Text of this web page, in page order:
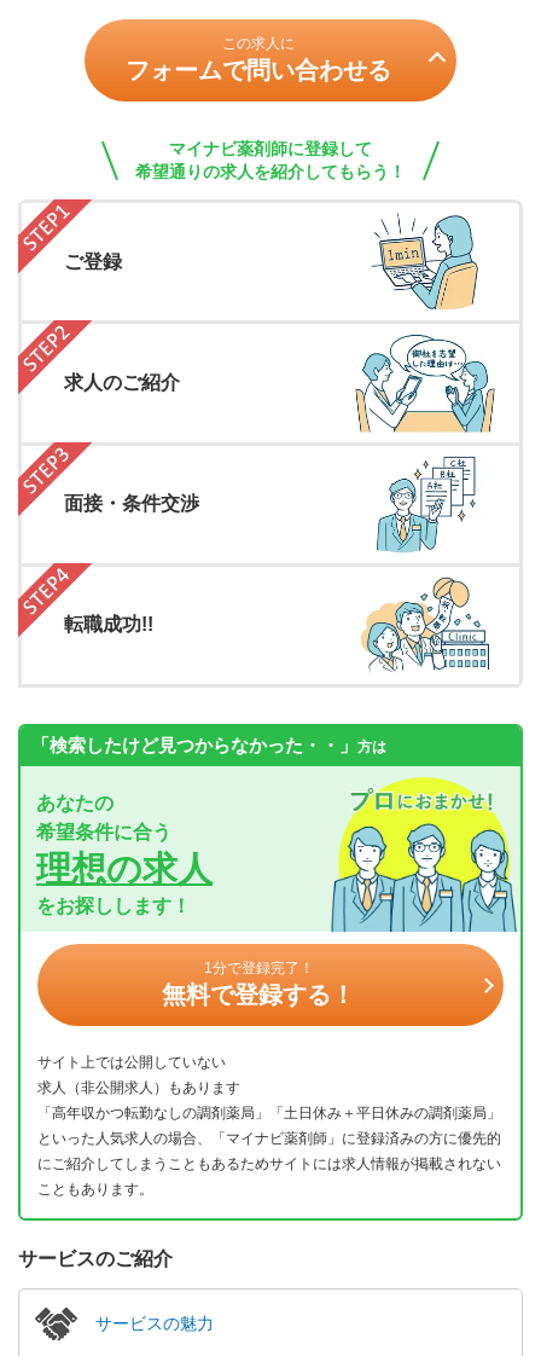
この求人に
フォームで問い合わせる
マイナビ薬剤師に登録して
希望通りの求人を紹介してもらう！
ご登録
求人のご紹介
面接・条件交渉
転職成功!!
「検索したけど見つからなかった・・」 方は
あなたの
希望条件に合う
理想の求人
をお探しします！
1分で登録完了！
無料で登録する！
サイト上では公開していない
求人（非公開求人）もあります
「高年収かつ転勤なしの調剤薬局」「土日休み＋平日休みの調剤薬局」
といった人気求人の場合、「マイナビ薬剤師」に登録済みの方に優先的
にご紹介してしまうこともあるためサイトには求人情報が掲載されない
こともあります。
サービスのご紹介
サービスの魅力